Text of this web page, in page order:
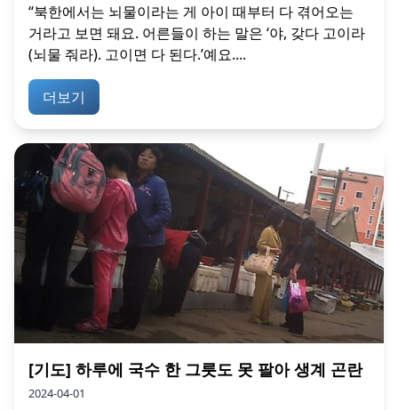
“북한에서는 뇌물이라는 게 아이 때부터 다 겪어오는
거라고 보면 돼요. 어른들이 하는 말은 ‘야, 갖다 고이라
(뇌물 줘라). 고이면 다 된다.’예요....
더보기
[기도] 하루에 국수 한 그릇도 못 팔아 생계 곤란
2024-04-01